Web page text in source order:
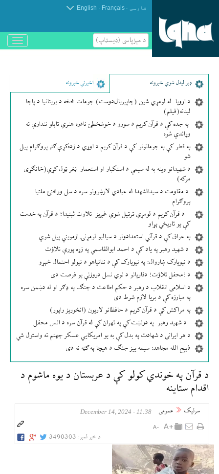
فارسی .
Français
.
English
د مېزپاسى (ډیسټاپ)
باز
و
ډير لیدل شوي خبرونه اخیرني خبرونه
د اروپا له لومړي شین (چاپېریال‌دوست) جومات څخه د بریتانیا د پاچا
لیدنه(فیلم)
په جده کې د قرآن کریم د سورو د خوشخطئ نادره هنري تابلو نندارې ته
وړاندې شوه
په قطر کې په جوماتونو کې د قرآن کریم د اوړي د زده‌کړې ګډ پروګرام پیل
شو
د شهیدانو وینه به له سیمې د استکبار او استعمار ټغر ټول کړي(ځانګړی
مرکه)
د مقاومت د سیدالشهدا له عبادي لارښوونو سره د سل ورځنئ ملتیا
پروګرام
د قرآن کریم د لومړي ترتیل شوي غږیز تلاوت ثبتیدا؛ د قرآن په خدمت
کې یو تاریخي پړاو
په عراق کې د قرآني استعدادونو د سیالیو لومړنۍ ازموینې پیل شوې
د شهید رهبر په یاد کې د احمد ابوالقاسمي په زړه پورې تلاؤت
د نیویارک ښاروال: په نیویارک کې د نتانیاهو د نیولو احتمال څېړو
د ؛محفل تلاؤت؛ دقاریانو د نوي نسل دروزنې یو فرصت دی
د اسلامی انقلاب د رهبر د حکم اطاعت د جنګ په ډګر او له دښمن سره
په مبارزه کې د بریا لازم شرط دی
په مراکش کې د قرآن کریم د حافظانو لاریون (انځوریز راپور)
د شهید رهبر په درنښت کې په تهران کې له قرآن سره د انس محفل
د هر ایرانی د شهادت په بدل کې به یو امریکایي عسکر جهنم ته واستول شي
ذبیح الله مجاهد: سیمه ییز جنګ د هیچا په ګټه نه دی
د قرآن په خوندي کولو کې د عربستان د یوه ماشوم د
اقدام ستاینه
سرلیک عمومی 11:38 - December 14, 2024
د خبر لمبر: 3490303